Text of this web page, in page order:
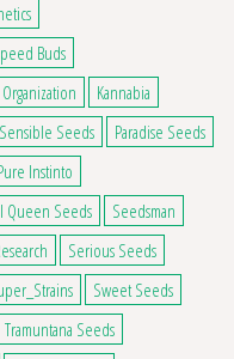
Buds
Kannabia
Seeds
Paradise Seeds
Instinto
Queen Seeds
Seedsman
Serious Seeds
Sweet Seeds
Tramuntana Seeds